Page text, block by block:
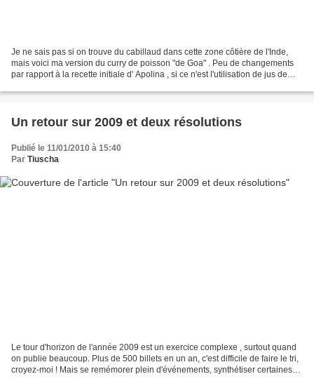
Je ne sais pas si on trouve du cabillaud dans cette zone côtière de l'Inde,
mais voici ma version du curry de poisson "de Goa" . Peu de changements
par rapport à la recette initiale d' Apolina , si ce n'est l'utilisation de jus de
Un retour sur 2009 et deux résolutions
Publié le 11/01/2010 à 15:40
Par Tiuscha
Le tour d'horizon de l'année 2009 est un exercice complexe , surtout quand
on publie beaucoup. Plus de 500 billets en un an, c'est difficile de faire le tri,
croyez-moi ! Mais se remémorer plein d'événements, synthétiser certaines